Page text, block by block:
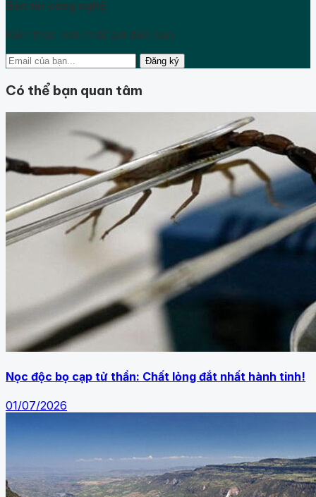
Bản tin công nghệ
Kiến thức mới nhất gửi đến bạn.
Đăng ký
Có thể bạn quan tâm
Nọc độc bọ cạp tử thần: Chất lỏng đắt nhất hành tinh!
01/07/2026